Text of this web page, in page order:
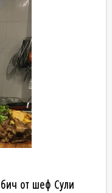
от шеф Сули